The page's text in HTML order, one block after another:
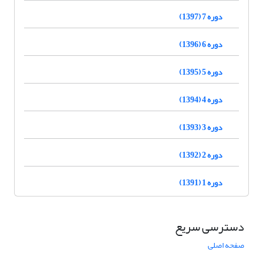
دوره 7 (1397)
دوره 6 (1396)
دوره 5 (1395)
دوره 4 (1394)
دوره 3 (1393)
دوره 2 (1392)
دوره 1 (1391)
دسترسی سریع
صفحه اصلی